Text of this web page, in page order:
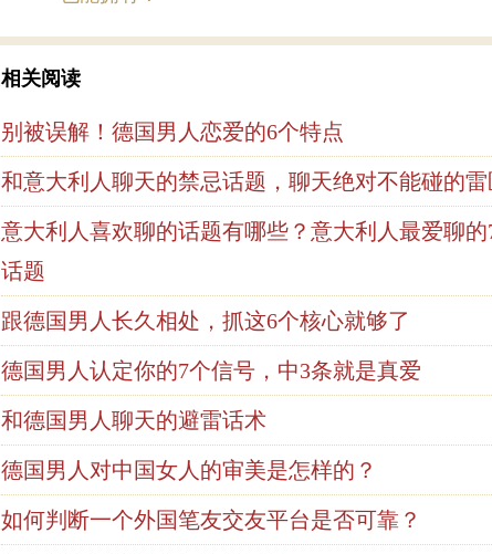
相关阅读
别被误解！德国男人恋爱的6个特点
和意大利人聊天的禁忌话题，聊天绝对不能碰的雷
意大利人喜欢聊的话题有哪些？意大利人最爱聊的
话题
跟德国男人长久相处，抓这6个核心就够了
德国男人认定你的7个信号，中3条就是真爱
和德国男人聊天的避雷话术
德国男人对中国女人的审美是怎样的？
如何判断一个外国笔友交友平台是否可靠？